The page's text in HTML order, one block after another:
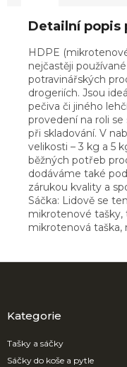
Detailní popis
HDPE
nejčastěji
potravinářských
drogeriích. Jsou
pečiva či jiného
provedení na roli
při skladování. V
velikosti – 3 kg a 5
běžných potřeb
dodáváme také
zárukou kvality a
Sáčka: Lidově se
mikrotenové tašky,
mikrotenová taška,
aKategorie
Tašky a sáčky
Sáčky do koše a pytle